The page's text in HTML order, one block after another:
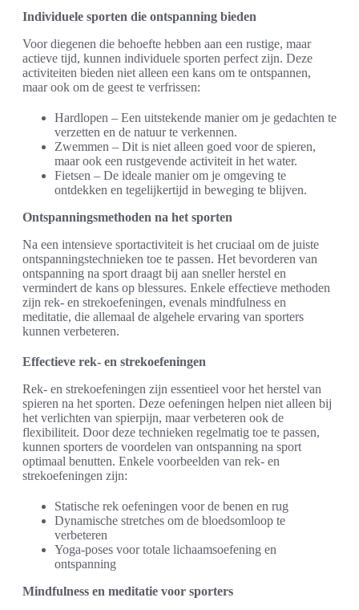
Individuele sporten die ontspanning bieden
Voor diegenen die behoefte hebben aan een rustige, maar
actieve tijd, kunnen individuele sporten perfect zijn. Deze
activiteiten bieden niet alleen een kans om te ontspannen,
maar ook om de geest te verfrissen:
Hardlopen – Een uitstekende manier om je gedachten te
verzetten en de natuur te verkennen.
Zwemmen – Dit is niet alleen goed voor de spieren,
maar ook een rustgevende activiteit in het water.
Fietsen – De ideale manier om je omgeving te
ontdekken en tegelijkertijd in beweging te blijven.
Ontspanningsmethoden na het sporten
Na een intensieve sportactiviteit is het cruciaal om de juiste
ontspanningstechnieken toe te passen. Het bevorderen van
ontspanning na sport draagt bij aan sneller herstel en
vermindert de kans op blessures. Enkele effectieve methoden
zijn rek- en strekoefeningen, evenals mindfulness en
meditatie, die allemaal de algehele ervaring van sporters
kunnen verbeteren.
Effectieve rek- en strekoefeningen
Rek- en strekoefeningen zijn essentieel voor het herstel van
spieren na het sporten. Deze oefeningen helpen niet alleen bij
het verlichten van spierpijn, maar verbeteren ook de
flexibiliteit. Door deze technieken regelmatig toe te passen,
kunnen sporters de voordelen van ontspanning na sport
optimaal benutten. Enkele voorbeelden van rek- en
strekoefeningen zijn:
Statische rek oefeningen voor de benen en rug
Dynamische stretches om de bloedsomloop te
verbeteren
Yoga-poses voor totale lichaamsoefening en
ontspanning
Mindfulness en meditatie voor sporters